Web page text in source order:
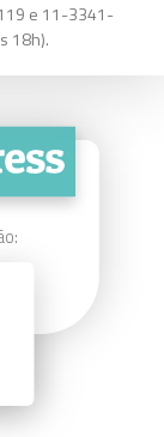
e 11-3341-
18h).